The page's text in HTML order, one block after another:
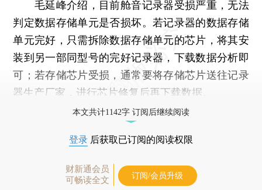
毛延峰介绍，目前舱音记录器受损严重，无法
判定数据存储单元是否损坏。若记录器的数据存储
单元完好，只需拆除数据存储单元的芯片，将其安
装到另一部同型号的完好记录器，下载数据分析即
可；若存储芯片受损，通常要将存储芯片送往记录
器生产厂家，进行芯片修复后再下载数据。
本文共计1142字 订阅后继续阅读
登录 后获取已订阅的阅读权限
财新通会员
可畅读全文
订阅/会员升级